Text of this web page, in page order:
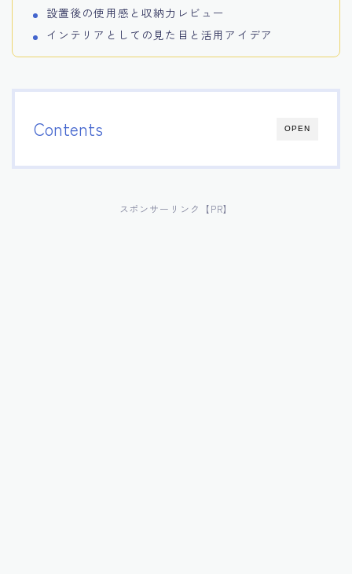
設置後の使用感と収納力レビュー
インテリアとしての見た目と活用アイデア
OPEN
Contents
スポンサーリンク【PR】